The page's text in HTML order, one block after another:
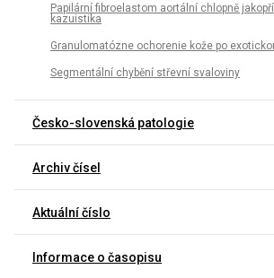
Papilární fibroelastom aortální chlopně
kazuistika
Granulomatózne ochorenie kože po
Segmentální chybění střevní svaloviny
Česko-slovenská patologie
Archiv čísel
Aktuální číslo
Informace o časopisu